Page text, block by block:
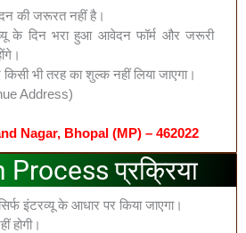
की जरूरत नहीं है।
के दिन भरा हुआ आवेदन फॉर्म और जरूरी
भी तरह का शुल्क नहीं लिया जाएगा।
Address)
Nagar, Bhopal (MP) – 462022
प्रक्रिया
इंटरव्यू के आधार पर किया जाएगा।
होगी।